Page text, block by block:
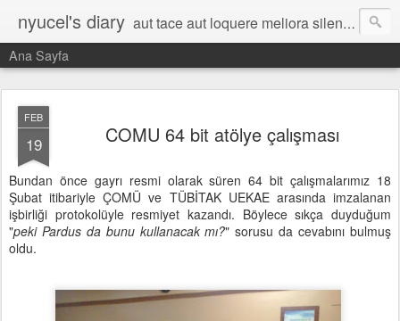
nyucel's diary aut tace aut loquere meliora silentio
Ana Sayfa
FEB
19 COMU 64 bit atölye çalışması
Bundan önce gayrı resmi olarak süren 64 bit çalışmalarımız 18
Şubat itibariyle ÇOMÜ ve TÜBİTAK UEKAE arasında imzalanan
işbirliği protokolüyle resmiyet kazandı. Böylece sıkça duyduğum
"peki Pardus da bunu kullanacak mı?" sorusu da cevabını bulmuş
oldu.